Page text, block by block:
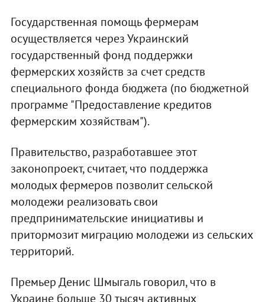
Государственная помощь фермерам
осуществляется через Украинский
государственный фонд поддержки
фермерских хозяйств за счет средств
специального фонда бюджета (по бюджетной
программе "Предоставление кредитов
фермерским хозяйствам").
Правительство, разработавшее этот
законопроект, считает, что поддержка
молодых фермеров позволит сельской
молодежи реализовать свои
предпринимательские инициативы и
притормозит миграцию молодежи из сельских
территорий.
Премьер Денис Шмыгаль говорил, что в
Украине больше 30 тысяч активных